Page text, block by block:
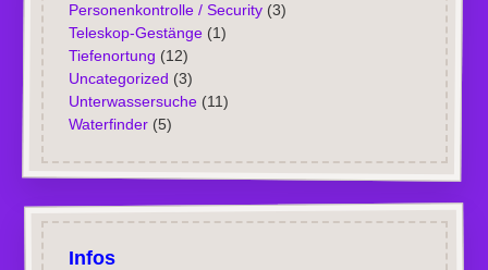
Personenkontrolle / Security(3)
Teleskop-Gestänge(1)
Tiefenortung (12)
Uncategorized (3)
Unterwassersuche(11)
Waterfinder(5)
Infos